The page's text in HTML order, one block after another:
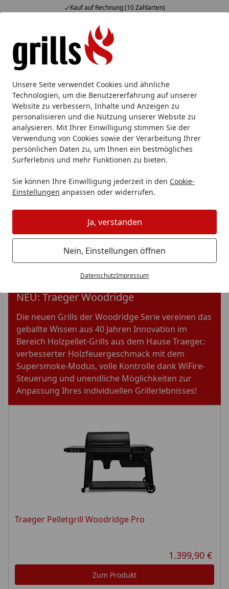
Unsere Seite verwendet Cookies und ähnliche
Technologien, um die Benutzererfahrung auf unserer
Website zu verbessern, Inhalte und Anzeigen zu
personalisieren und die Nutzung unserer Website zu
analysieren. Mit Ihrer Einwilligung stimmen Sie der
Verwendung von Cookies sowie der Verarbeitung Ihrer
persönlichen Daten zu, um Ihnen ein bestmögliches
Surferlebnis und mehr Funktionen zu bieten.
Sie können Ihre Einwilligung jederzeit in den Cookie-
Einstellungen anpassen oder widerrufen.
Ja, verstanden
Nein, Einstellungen öffnen
DatenschutzImpressum
Kauf auf Rechnung (10 Zahlarten)
Alle Produkte
Mein Konto
Suchen
Startseite
Traeger
Traeger
TRAEGER
ECHTE AMERIKANISCHE PELLETSMOKER
NEU: Traeger Woodridge
Die neuen Grills der Woodridge Serie vereinen das
geballte Wissen aus 40 Jahren Innovation im
Bereich Holzpellet-Grills aus dem Hause Traeger.:
verbesserter Holzfeuergeschmack mit dem
Supersmoke-Modus, volle Kontrolle dank WiFire-
Steuerung und unendliche Möglichkeiten zur
Anpassung Ihres individuellen Grillerlebnisses!
Traeger Pelletgrill Woodridge Pro
1.399,90 €
Zum Produkt